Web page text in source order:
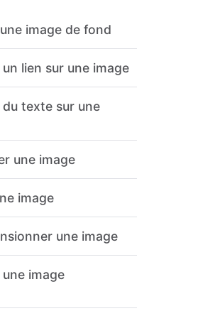
image de fond
lien sur une image
texte sur une
une image
image
une image
image